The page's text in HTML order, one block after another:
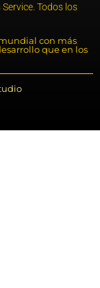
Todos los
con más
que en los